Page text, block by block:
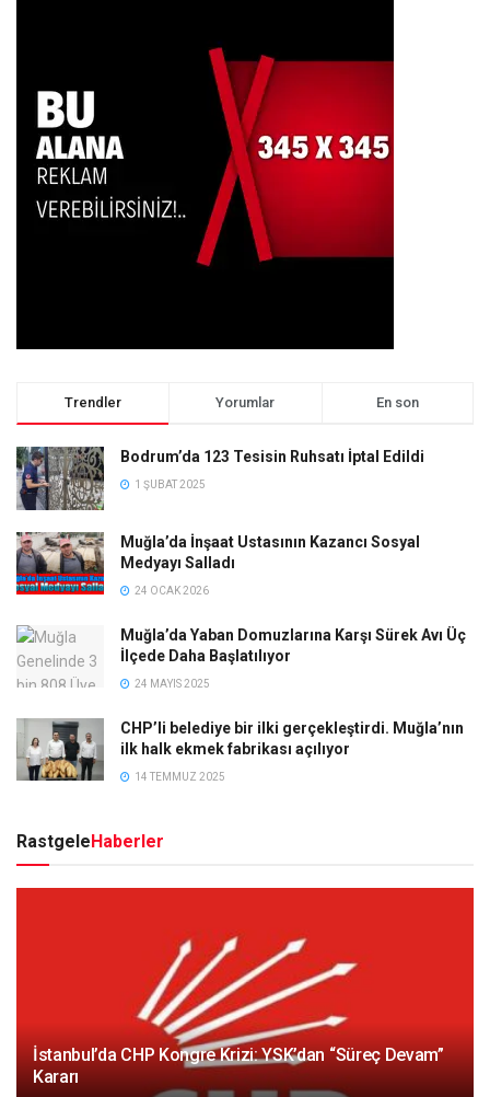
Trendler Yorumlar En son
Bodrum’da 123 Tesisin Ruhsatı İptal Edildi
1 ŞUBAT 2025
Muğla’da İnşaat Ustasının Kazancı Sosyal
Medyayı Salladı
24 OCAK 2026
Muğla’da Yaban Domuzlarına Karşı Sürek Avı Üç
İlçede Daha Başlatılıyor
24 MAYIS 2025
CHP’li belediye bir ilki gerçekleştirdi. Muğla’nın
ilk halk ekmek fabrikası açılıyor
14 TEMMUZ 2025
RastgeleHaberler
İstanbul’da CHP Kongre Krizi: YSK’dan “Süreç Devam”
Kararı